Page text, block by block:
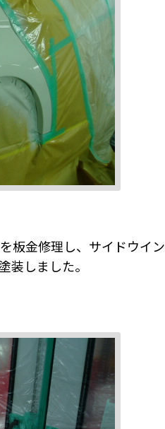
板金修理し、サイドウイン
装しました。